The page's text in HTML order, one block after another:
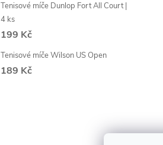
Tenisové míče Dunlop Fort All Court |
4 ks
199 Kč
Tenisové míče Wilson US Open
189 Kč